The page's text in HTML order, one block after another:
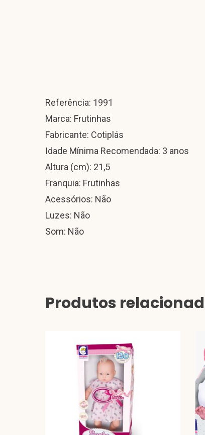
Referência: 1991
Marca: Frutinhas
Fabricante: Cotiplás
Idade Mínima Recomendada: 3 anos
Altura (cm): 21,5
Franquia: Frutinhas
Acessórios: Não
Luzes: Não
Som: Não
Produtos